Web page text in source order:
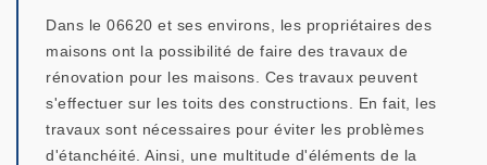
Dans le 06620 et ses environs, les propriétaires des
maisons ont la possibilité de faire des travaux de
rénovation pour les maisons. Ces travaux peuvent
s'effectuer sur les toits des constructions. En fait, les
travaux sont nécessaires pour éviter les problèmes
d'étanchéité. Ainsi, une multitude d'éléments de la